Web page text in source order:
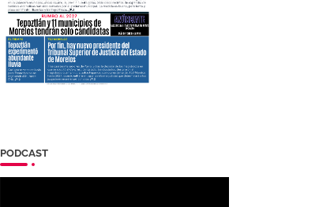
PODCAST